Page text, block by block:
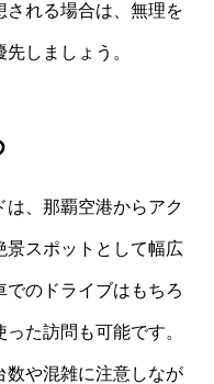
される場合は、無理を
しましょう。
、那覇空港からアク
景スポットとして幅広
のドライブはもちろ
た訪問も可能です。
数や混雑に注意しなが